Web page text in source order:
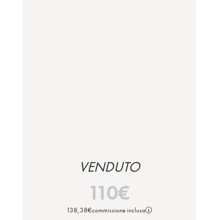
VENDUTO
110€
138,38€commissione inclusa